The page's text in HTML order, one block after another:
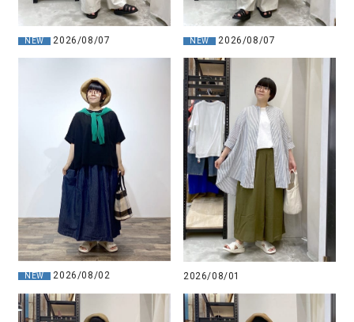
NEW 2026/08/07 NEW 2026/08/07
NEW 2026/08/02 2026/08/01